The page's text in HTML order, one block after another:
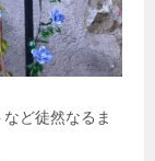
ど徒然なるま